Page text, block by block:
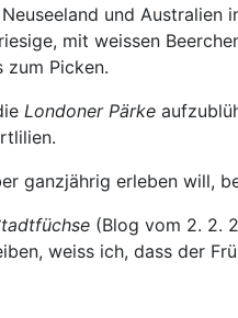
Neuseeland und Australien
mit weissen
zum Picken.
Londoner Pärke
ganzjährig erleben will,
(Blog vom 2. 2.
weiss ich, dass der